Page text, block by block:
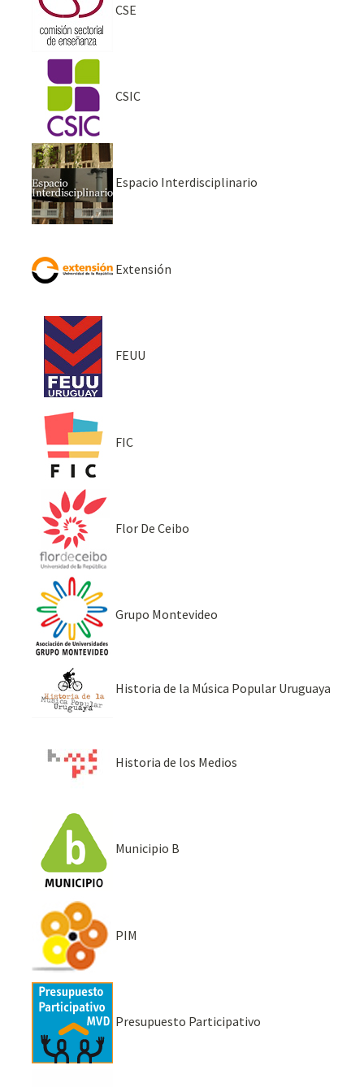
CSE
CSIC
Espacio Interdisciplinario
Extensión
FEUU
FIC
Flor De Ceibo
Grupo Montevideo
Historia de la Música Popular Uruguaya
Historia de los Medios
Municipio B
PIM
Presupuesto Participativo